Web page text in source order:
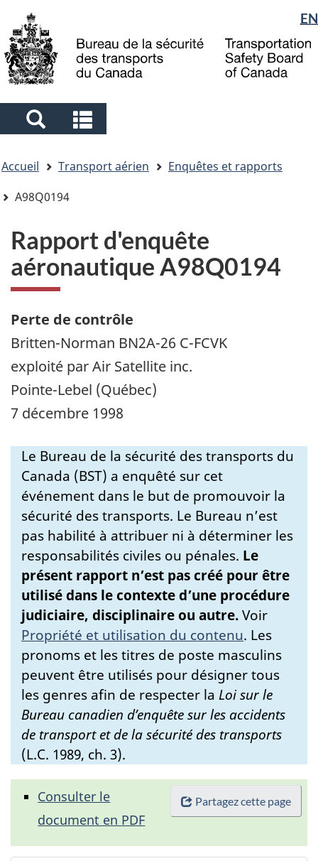
to
main
to
"About
government"
à
la
Sélection
de
la
langue
EN
Search
and
menus
and
menus
êtes
ici
Accueil Transport aérien
Enquêtes et rapports
A98Q0194
Rapport d'enquête
aéronautique A98Q0194
Perte de contrôle
Britten-Norman BN2A-26 C-FCVK
exploité par Air Satellite inc.
Pointe-Lebel (Québec)
7 décembre 1998
Le Bureau de la sécurité des transports du
Canada (BST) a enquêté sur cet
événement dans le but de promouvoir la
sécurité des transports. Le Bureau n’est
pas habilité à attribuer ni à déterminer les
responsabilités civiles ou pénales. Le
présent rapport n’est pas créé pour être
utilisé dans le contexte d’une procédure
judiciaire, disciplinaire ou autre.Voir
Propriété et utilisation du contenu. Les
pronoms et les titres de poste masculins
peuvent être utilisés pour désigner tous
les genres afin de respecter la Loi sur le
Bureau canadien d’enquête sur les accidents
de transport et de la sécurité des transports
(L.C. 1989, ch. 3).
Partagez cette page
Consulter le
document en PDF